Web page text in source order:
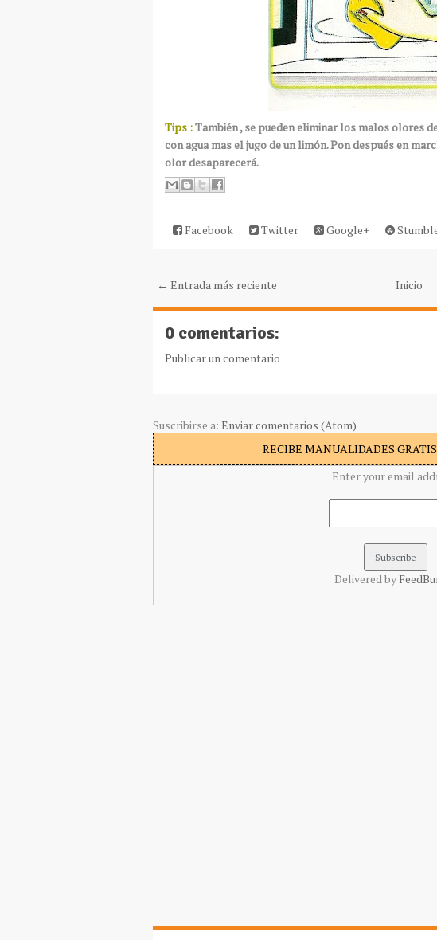
Tips :También, se pueden eliminar los malos olores
con agua mas el jugo de unlimón.Pondespuésen
olordesaparecerá.
Facebook Twitter Google+
← Entrada más reciente Inicio
0 comentarios:
Publicar un comentario
Suscribirse a: Enviar comentarios (Atom)
RECIBE MANUALIDADES
Enter your email
Delivered by